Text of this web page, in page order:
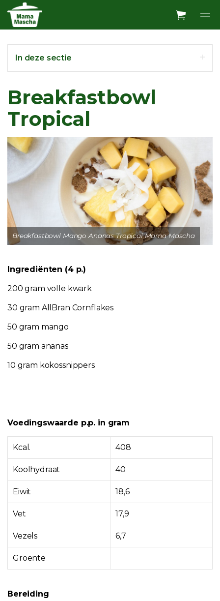
Overslaan en ga direct naar de inhoud
In deze sectie
Breakfastbowl
Tropical
Breakfastbowl Mango Ananas Tropical Mama Mascha
Ingrediënten (4 p.)
200 gram volle kwark
30 gram AllBran Cornflakes
50 gram mango
50 gram ananas
10 gram kokossnippers
Voedingswaarde p.p. in gram
Kcal. 408
Koolhydraat 40
Eiwit 18,6
Vet 17,9
Vezels 6,7
Groente
Bereiding